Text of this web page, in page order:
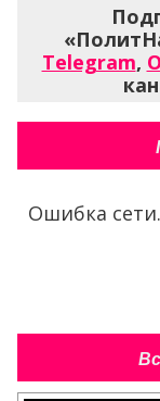
Telegram,
Ошибка